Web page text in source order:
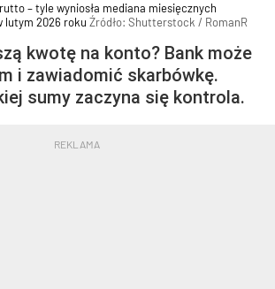
– tyle wyniosła mediana miesięcznych
lutym 2026 roku Źródło: Shutterstock / RomanR
kwotę na konto? Bank może
i zawiadomić skarbówkę.
sumy zaczyna się kontrola.